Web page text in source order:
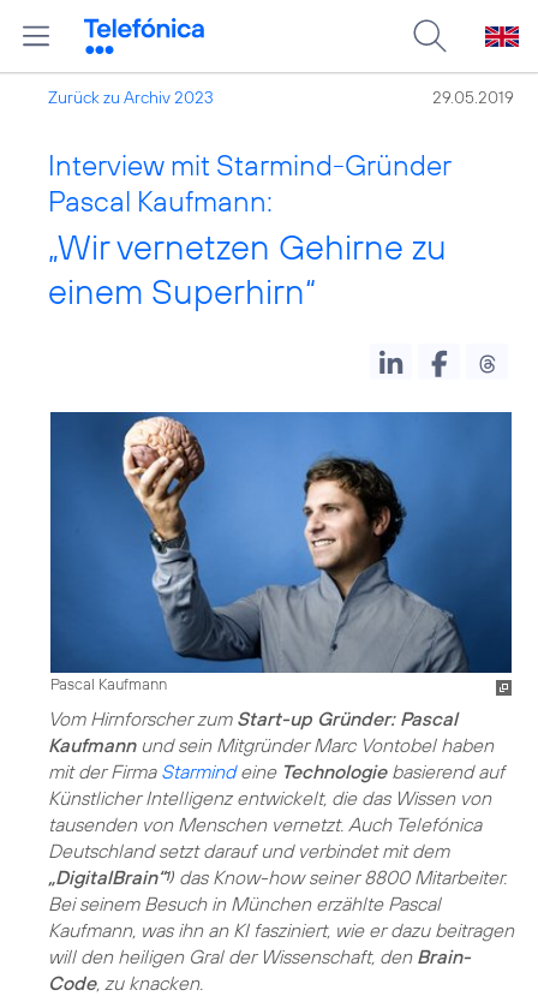
Zurück zu Archiv 2023 29.05.2019
Interview mit Starmind-Gründer
Pascal Kaufmann:
„Wir vernetzen Gehirne zu
einem Superhirn“
Pascal Kaufmann
Vom Hirnforscher zum Start-up Gründer: Pascal
Kaufmannund sein Mitgründer Marc Vontobel haben
mit der Firma Starmindeine Technologiebasierend auf
Künstlicher Intelligenz entwickelt, die das Wissen von
tausenden von Menschen vernetzt. Auch Telefónica
Deutschland setzt darauf und verbindet mit dem
„DigitalBrain“1) das Know-how seiner 8800 Mitarbeiter.
Bei seinem Besuch in München erzählte Pascal
Kaufmann, was ihn an KI fasziniert, wie er dazu beitragen
will den heiligen Gral der Wissenschaft, den Brain-
Code, zu knacken.